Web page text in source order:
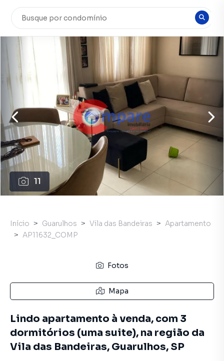
11
Início Guarulhos Vila das Bandeiras
Apartamento
AP11632_COMP
Fotos
Mapa
Lindo apartamento à venda, com 3
dormitórios (uma suite), na região da
Vila das Bandeiras, Guarulhos, SP